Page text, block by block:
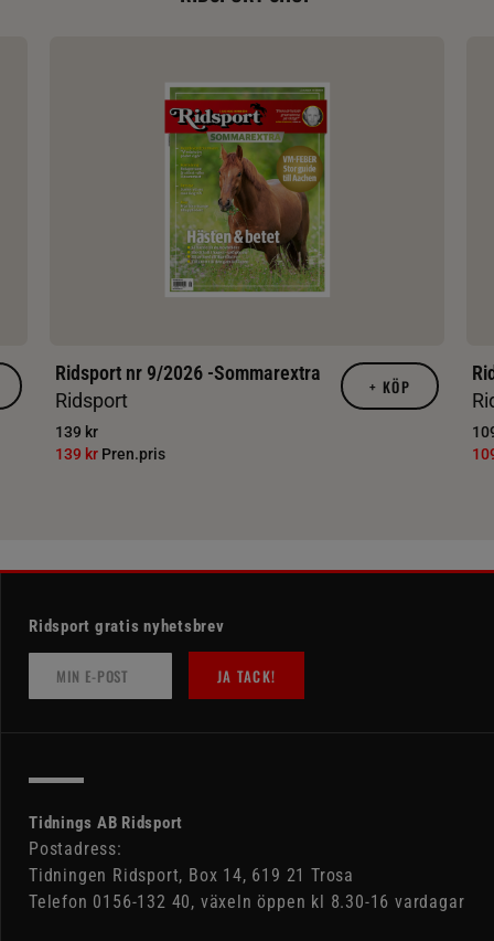
Ridsport nr 9/2026 -Sommarextra
Ridsport
139 kr
139 kr Pren.pris
+ KÖP
Ridsport gratis nyhetsbrev
JA TACK!
Tidnings AB Ridsport
Postadress:
Tidningen Ridsport, Box 14, 619 21 Trosa
Telefon 0156-132 40, växeln öppen kl 8.30-16 vardagar